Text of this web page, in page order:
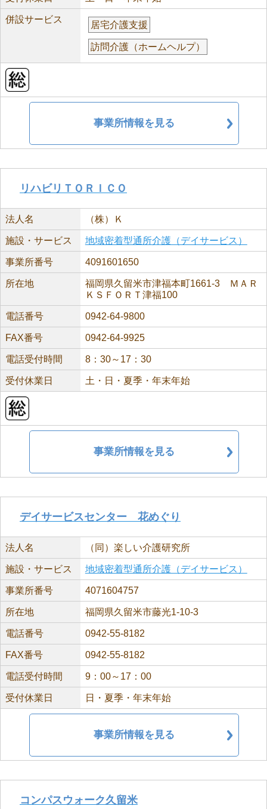
併設サービス
居宅介護支援
訪問介護（ホームヘルプ）
事業所情報を見る
リハビリＴＯＲＩＣＯ
法人名 （株）Ｋ
施設・サービス 地域密着型通所介護（デイサービス）
事業所番号 4091601650
所在地
福岡県久留米市津福本町1661-3 ＭＡＲ
ＫＳＦＯＲＴ津福100
電話番号 0942-64-9800
FAX番号 0942-64-9925
電話受付時間 8：30～17：30
受付休業日 土・日・夏季・年末年始
事業所情報を見る
デイサービスセンター 花めぐり
法人名 （同）楽しい介護研究所
施設・サービス 地域密着型通所介護（デイサービス）
事業所番号 4071604757
所在地 福岡県久留米市藤光1-10-3
電話番号 0942-55-8182
FAX番号 0942-55-8182
電話受付時間 9：00～17：00
受付休業日 日・夏季・年末年始
事業所情報を見る
コンパスウォーク久留米